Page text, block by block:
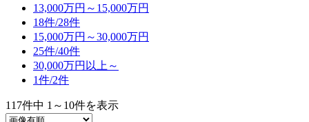
13,000万円～15,000万円
18件/28件
15,000万円～30,000万円
25件/40件
30,000万円以上～
1件/2件
117件中 1～10件を表示